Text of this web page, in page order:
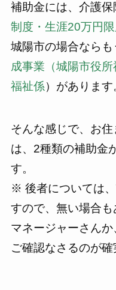
補助金には、介護保
制度・生涯20万円限
城陽市の場合ならも
成事業（城陽市役
福祉係）があります
そんな感じで、お
は、2種類の補助金
す。
※ 後者については
すので、無い場合
マネージャーさん
ご確認なさるのが確